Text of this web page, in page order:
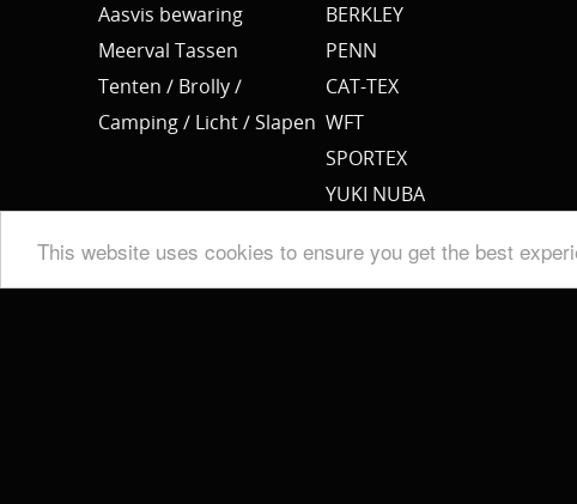
This website uses cookies to ensure you get the best
Aasvis bewaring
Meerval Tassen
Tenten / Brolly /
Camping / Licht / Slapen
BERKLEY
PENN
CAT-TEX
WFT
SPORTEX
YUKI NUBA
SPRO